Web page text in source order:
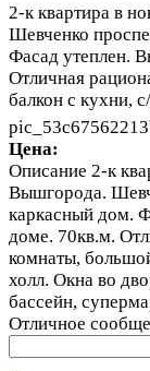
2-к квартира в
Шевченко
Фасад утеплен.
Отличная
балкон с кухни,
Цена:
Описание 2-к
Вышгорода.
каркасный дом.
доме. 70кв.м.
комнаты,
холл. Окна во
бассейн,
Отличное